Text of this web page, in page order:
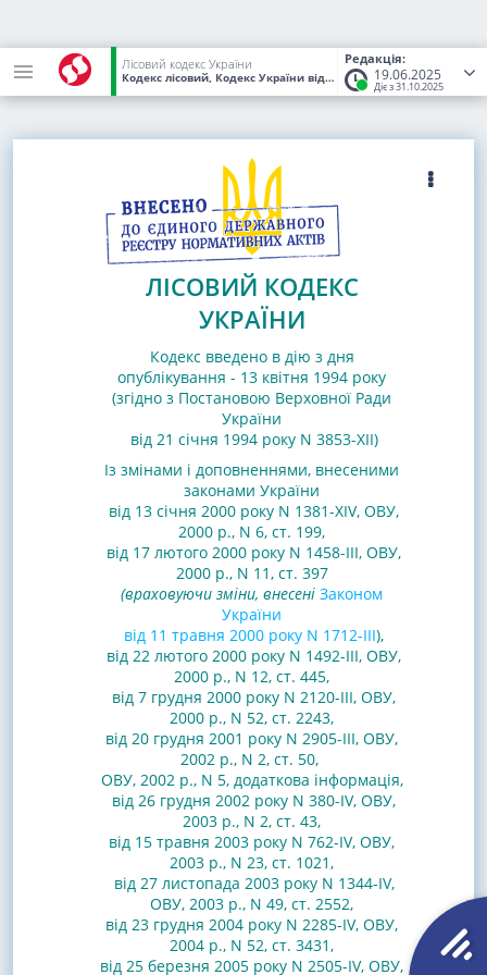
Редакція:
19.06.2025
Діє з 31.10.2025
Лісовий кодекс України
Кодекс лісовий, Кодекс України від 21.01.1994 № 3852-XII
ЛІСОВИЙ КОДЕКС
УКРАЇНИ
Кодекс введено в дію з дня
опублікування - 13 квітня 1994 року
(згідно з Постановою Верховної Ради
України
від 21 січня 1994 року N 3853-XII)
Із змінами і доповненнями, внесеними
законами України
від 13 січня 2000 року N 1381-XIV, ОВУ,
2000 р., N 6, ст. 199,
від 17 лютого 2000 року N 1458-III, ОВУ,
2000 р., N 11, ст. 397
(враховуючи зміни, внесені Законом
України
від 11 травня 2000 року N 1712-III),
від 22 лютого 2000 року N 1492-III, ОВУ,
2000 р., N 12, ст. 445,
від 7 грудня 2000 року N 2120-III, ОВУ,
2000 р., N 52, ст. 2243,
від 20 грудня 2001 року N 2905-III, ОВУ,
2002 р., N 2, ст. 50,
ОВУ, 2002 р., N 5, додаткова інформація,
від 26 грудня 2002 року N 380-IV, ОВУ,
2003 р., N 2, ст. 43,
від 15 травня 2003 року N 762-IV, ОВУ,
2003 р., N 23, ст. 1021,
від 27 листопада 2003 року N 1344-IV,
ОВУ, 2003 р., N 49, ст. 2552,
від 23 грудня 2004 року N 2285-IV, ОВУ,
2004 р., N 52, ст. 3431,
від 25 березня 2005 року N 2505-IV, ОВУ,